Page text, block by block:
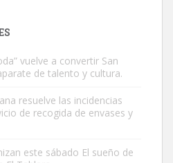
en la calle hace menos de un mes,
vuelve a convertir San
de talento y cultura.
resuelve las incidencias
de recogida de envases y
este sábado El sueño de